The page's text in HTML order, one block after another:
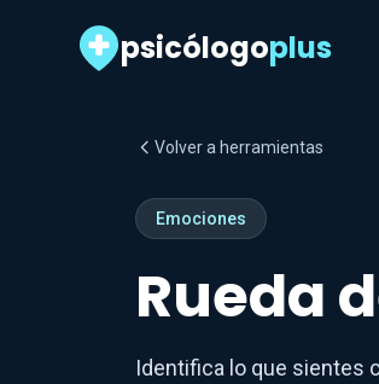
psicólogoplus
Volver a herramientas
Emociones
Rueda
Identifica lo que sientes